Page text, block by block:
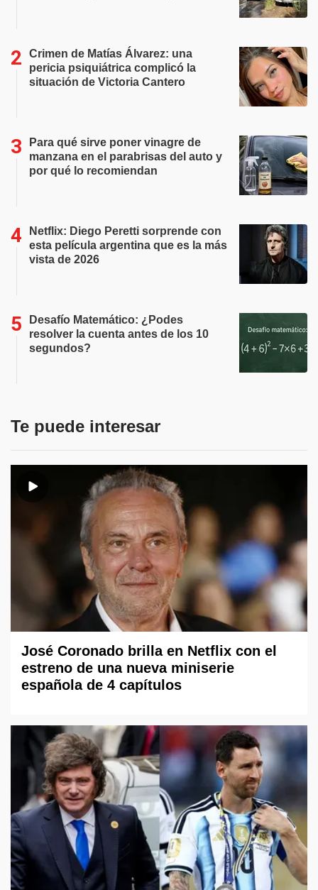
Crimen de Matías Álvarez: una
pericia psiquiátrica complicó la
situación de Victoria Cantero
Para qué sirve poner vinagre de
manzana en el parabrisas del auto y
por qué lo recomiendan
Netflix: Diego Peretti sorprende con
esta película argentina que es la más
vista de 2026
Desafío Matemático: ¿Podes
resolver la cuenta antes de los 10
segundos?
Te puede interesar
José Coronado brilla en Netflix con el
estreno de una nueva miniserie
española de 4 capítulos